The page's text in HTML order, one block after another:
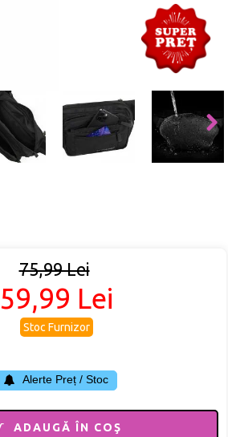
75,99 Lei
59,99 Lei
Stoc Furnizor
Alerte Preț / Stoc
ADAUGĂ ÎN COŞ